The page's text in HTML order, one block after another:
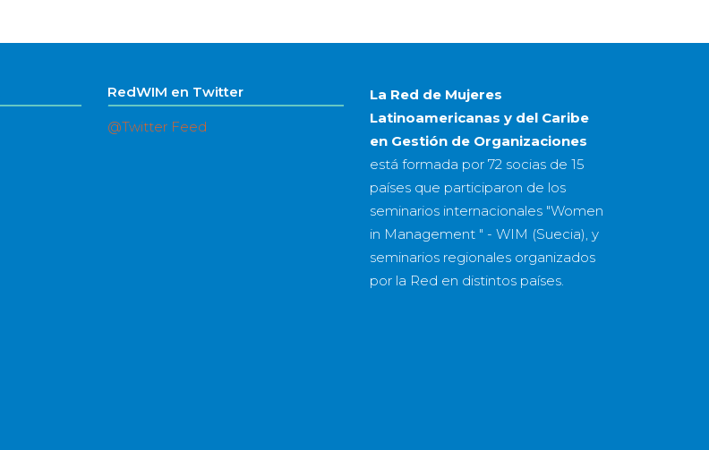
año
RedWIM en Twitter
@Twitter Feed
La Red de Mujeres
Latinoamericanas y del Caribe
en Gestión de Organizaciones
está formada por 72 sociasde 15
paísesque participaron de los
seminarios internacionales "Women
in Management " - WIM (Suecia), y
seminarios regionales organizados
por la Red en distintos países.